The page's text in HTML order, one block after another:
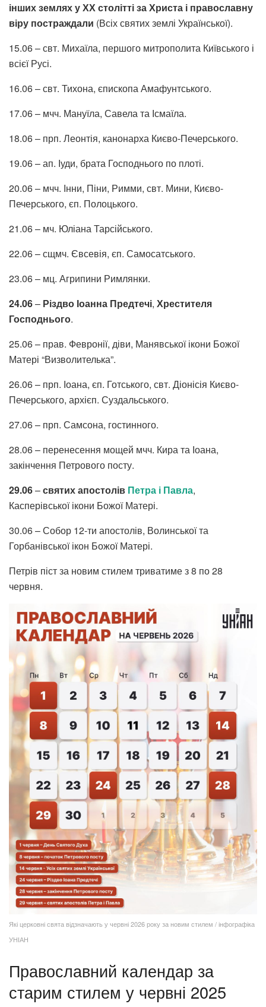
інших землях у ХХ столітті за Христа і православну
віру постраждали (Всіх святих землі Української).
15.06 – свт. Михаїла, першого митрополита Київського і
всієї Русі.
16.06 – свт. Тихона, єпископа Амафунтського.
17.06 – мчч. Мануїла, Савела та Ісмаїла.
18.06 – прп. Леонтія, канонарха Києво-Печерського.
19.06 – ап. Іуди, брата Господнього по плоті.
20.06 – мчч. Інни, Піни, Римми, свт. Мини, Києво-
Печерського, єп. Полоцького.
21.06 – мч. Юліана Тарсійського.
22.06 – сщмч. Євсевія, єп. Самосатського.
23.06 – мц. Агрипини Римлянки.
24.06– Різдво Іоанна Предтечі, Хрестителя
Господнього.
25.06 – прав. Февронії, діви, Манявської ікони Божої
Матері “Визволителька”.
26.06 – прп. Іоана, єп. Готського, свт. Діонісія Києво-
Печерського, архієп. Суздальського.
27.06 – прп. Самсона, гостинного.
28.06 – перенесення мощей мчч. Кира та Іоана,
закінчення Петрового посту.
29.06–святих апостолів Петра і Павла,
Касперівської ікони Божої Матері.
30.06 – Собор 12-ти апостолів, Волинської та
Горбанівської ікон Божої Матері.
Петрів піст за новим стилем триватиме з 8 по 28
червня.
Які церковні свята відзначають у червні 2026 року за новим стилем / інфографіка
УНІАН
Православний календар за
старим стилем у червні 2025